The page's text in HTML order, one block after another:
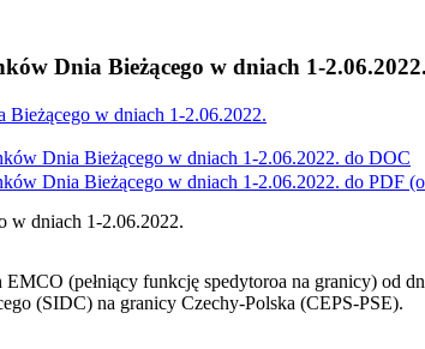
Dnia Bieżącego w dniach 1-2.06.2022.
Bieżącego w dniach 1-2.06.2022.
Dnia Bieżącego w dniach 1-2.06.2022. do DOC
Dnia Bieżącego w dniach 1-2.06.2022. do PDF
w dniach 1-2.06.2022.
(pełniący funkcję spedytoroa na granicy) od
(SIDC) na granicy Czechy-Polska (CEPS-PSE).